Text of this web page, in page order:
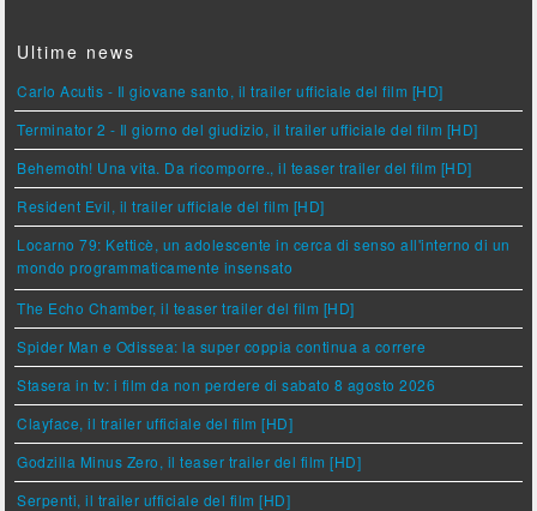
Ultime news
Carlo Acutis - Il giovane santo, il trailer ufficiale del film [HD]
Terminator 2 - Il giorno del giudizio, il trailer ufficiale del film [HD]
Behemoth! Una vita. Da ricomporre., il teaser trailer del film [HD]
Resident Evil, il trailer ufficiale del film [HD]
Locarno 79: Ketticè, un adolescente in cerca di senso all'interno di un
mondo programmaticamente insensato
The Echo Chamber, il teaser trailer del film [HD]
Spider Man e Odissea: la super coppia continua a correre
Stasera in tv: i film da non perdere di sabato 8 agosto 2026
Clayface, il trailer ufficiale del film [HD]
Godzilla Minus Zero, il teaser trailer del film [HD]
Serpenti, il trailer ufficiale del film [HD]